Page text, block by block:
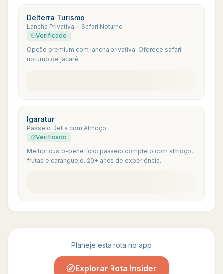
Delterra Turismo
Lancha Privativa + Safari Noturno
Verificado
Opção premium com lancha privativa. Oferece safari
noturno de jacaré.
Igaratur
Passeio Delta com Almoço
Verificado
Melhor custo-benefício: passeio completo com almoço,
frutas e caranguejo. 20+ anos de experiência.
Planeje esta rota no app
Explorar Rota Insider